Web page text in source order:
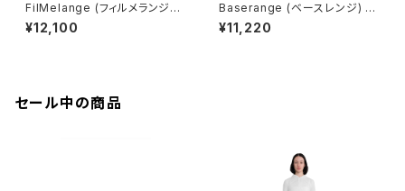
FilMelange (フィルメランジェ)
EMMA / エマ VINTAGE TENJ
IKU (charcoal khaki)
¥12,100
Baserange (ベースレンジ) U
NSEEN TANK (MORUS BEIG
E)
¥11,220
セール中の商品